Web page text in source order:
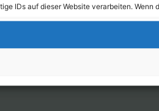
IDs auf dieser Website verarbeiten.